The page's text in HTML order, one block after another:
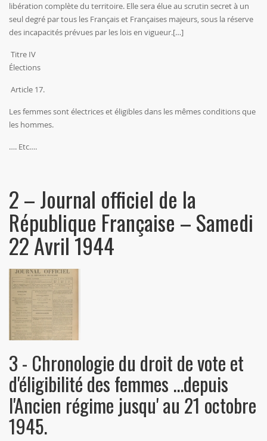
libération complète du territoire. Elle sera élue au scrutin secret à un
seul degré par tous les Français et Françaises majeurs, sous la réserve
des incapacités prévues par les lois en vigueur.[…]
Titre IV
Élections
Article 17.
Les femmes sont électrices et éligibles dans les mêmes conditions que
les hommes.
…. Etc….
2 – Journal officiel de la
République Française – Samedi
22 Avril 1944
3 - Chronologie du droit de vote et
d'éligibilité des femmes ...depuis
l'Ancien régime jusqu' au 21 octobre
1945.